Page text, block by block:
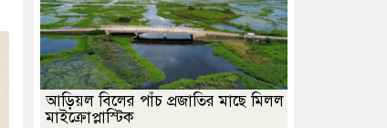
আড়িয়ল বিলের পাঁচ প্রজাতির মাছে মিলল
মাইক্রোপ্লাস্টিক